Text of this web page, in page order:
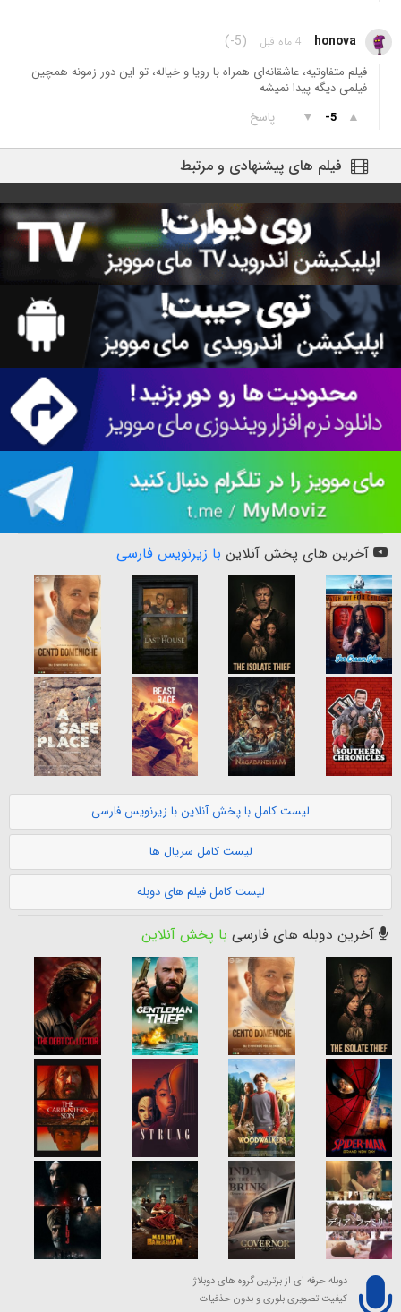
honova 4 ماه قبل (-5)
فیلم متفاوتیه، عاشقانه‌ای همراه با رویا و خیاله، تو این دور زمونه همچین
فیلمی دیگه پیدا نمیشه
▲
-5
▼ پاسخ
فیلم های پیشنهادی و مرتبط
آخرین های پخش آنلاین با زیرنویس فارسی
لیست کامل با پخش آنلاین با زیرنویس فارسی
لیست کامل سریال ها
لیست کامل فیلم های دوبله
آخرین دوبله های فارسی با پخش آنلاین
دوبله حرفه ای از برترین گروه های دوبلاژ
کیفیت تصویری بلوری و بدون حذفیات